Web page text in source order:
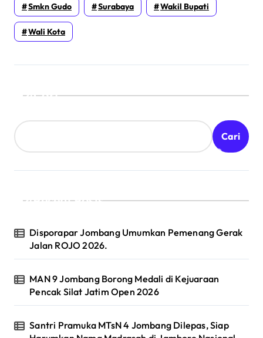
Smkn Gudo Surabaya Wakil Bupati
Wali Kota
Cari
Cari
Recent Posts
Disporapar Jombang Umumkan Pemenang Gerak
Jalan ROJO 2026.
MAN 9 Jombang Borong Medali di Kejuaraan
Pencak Silat Jatim Open 2026
Santri Pramuka MTsN 4 Jombang Dilepas, Siap